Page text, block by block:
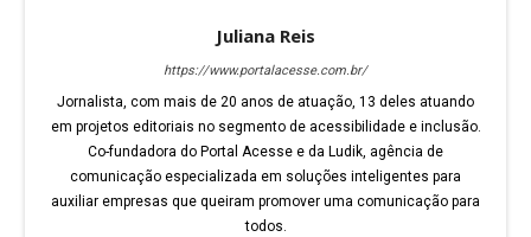
Juliana Reis
https://www.portalacesse.com.br/
Jornalista, com mais de 20 anos de atuação, 13 deles atuando
em projetos editoriais no segmento de acessibilidade e inclusão.
Co-fundadora do Portal Acesse e da Ludik, agência de
comunicação especializada em soluções inteligentes para
auxiliar empresas que queiram promover uma comunicação para
todos.